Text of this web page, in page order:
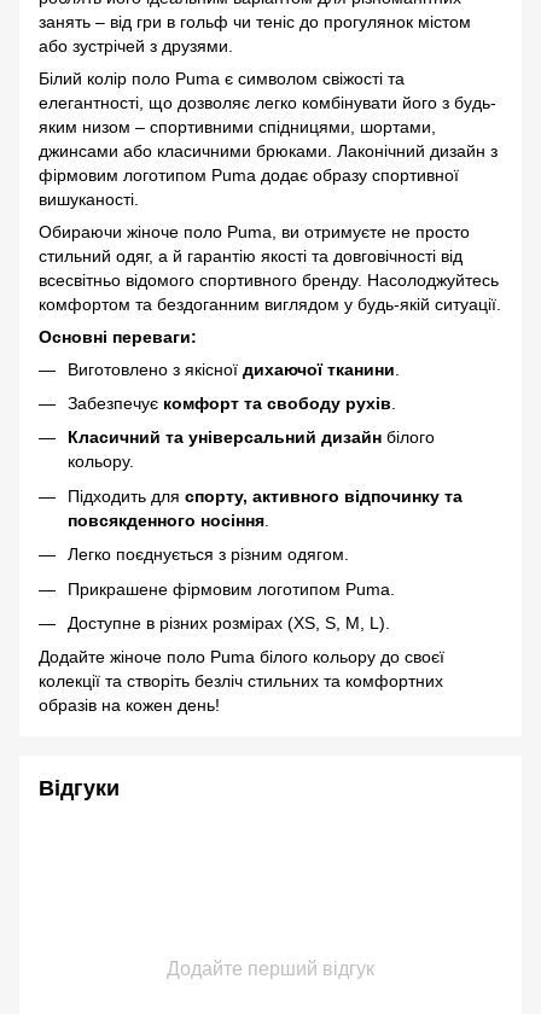
занять – від гри в гольф чи теніс до прогулянок містом
або зустрічей з друзями.
Білий колір поло Puma є символом свіжості та
елегантності, що дозволяє легко комбінувати його з будь-
яким низом – спортивними спідницями, шортами,
джинсами або класичними брюками. Лаконічний дизайн з
фірмовим логотипом Puma додає образу спортивної
вишуканості.
Обираючи жіноче поло Puma, ви отримуєте не просто
стильний одяг, а й гарантію якості та довговічності від
всесвітньо відомого спортивного бренду. Насолоджуйтесь
комфортом та бездоганним виглядом у будь-якій ситуації.
Основні переваги:
Виготовлено з якісної дихаючої тканини
Забезпечує комфорт та свободу рухів
Класичний та універсальний дизайн білого
кольору.
Підходить для спорту, активного відпочинку та
повсякденного носіння
Легко поєднується з різним одягом.
Прикрашене фірмовим логотипом Puma.
Доступне в різних розмірах (XS, S, M, L).
Додайте жіноче поло Puma білого кольору до своєї
колекції та створіть безліч стильних та комфортних
образів на кожен день!
Відгуки
Додайте перший відгук